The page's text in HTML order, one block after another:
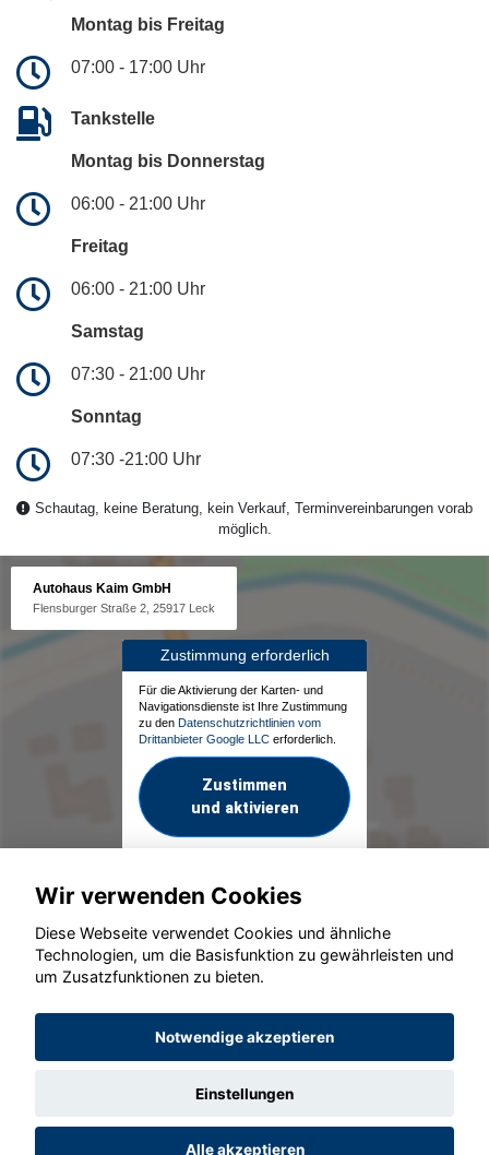
Montag bis Freitag
07:00 - 17:00 Uhr
Tankstelle
Montag bis Donnerstag
06:00 - 21:00 Uhr
Freitag
06:00 - 21:00 Uhr
Samstag
07:30 - 21:00 Uhr
Sonntag
07:30 -21:00 Uhr
Schautag, keine Beratung, kein Verkauf, Terminvereinbarungen vorab
möglich.
Autohaus Kaim GmbH
Flensburger Straße 2, 25917 Leck
Zustimmung erforderlich
Für die Aktivierung der Karten- und
Navigationsdienste ist Ihre Zustimmung
zu den Datenschutzrichtlinien vom
Drittanbieter Google LLC erforderlich.
Zustimmen
und aktivieren
© konjunkturmotor.de GmbH 2020 - 2026
Wir verwenden Cookies
Diese Webseite verwendet Cookies und ähnliche
Technologien, um die Basisfunktion zu gewährleisten und
um Zusatzfunktionen zu bieten.
Notwendige akzeptieren
Einstellungen
Alle akzeptieren